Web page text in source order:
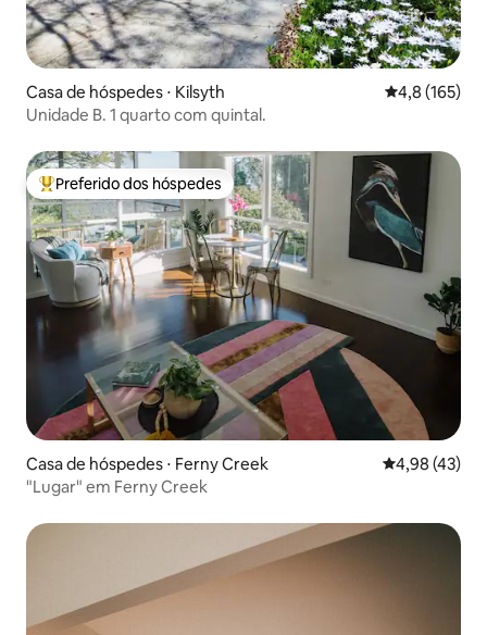
Casa de hóspedes ⋅ Kilsyth 4,8 de uma
4,8 (165)
Unidade B. 1 quarto com quintal.
Entre os melhores preferidos dos hóspedes
Preferido dos hóspedes
Casa de hóspedes ⋅ Ferny Creek 4,98 de uma
4,98 (43)
"Lugar" em Ferny Creek